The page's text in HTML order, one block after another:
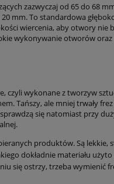
zazwyczaj od 65 do 68
mm. To standardowa
wiercenia, aby otwory nie
wykonywanie otworów
czyli wykonane z tworzyw
Tańszy, ale mniej trwały
się natomiast przy
produktów. Są lekkie,
dokładnie materiału
się ostrzy, trzeba wymienić